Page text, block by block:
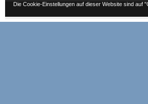
Die Cookie-Einstellungen auf dieser Website sind auf